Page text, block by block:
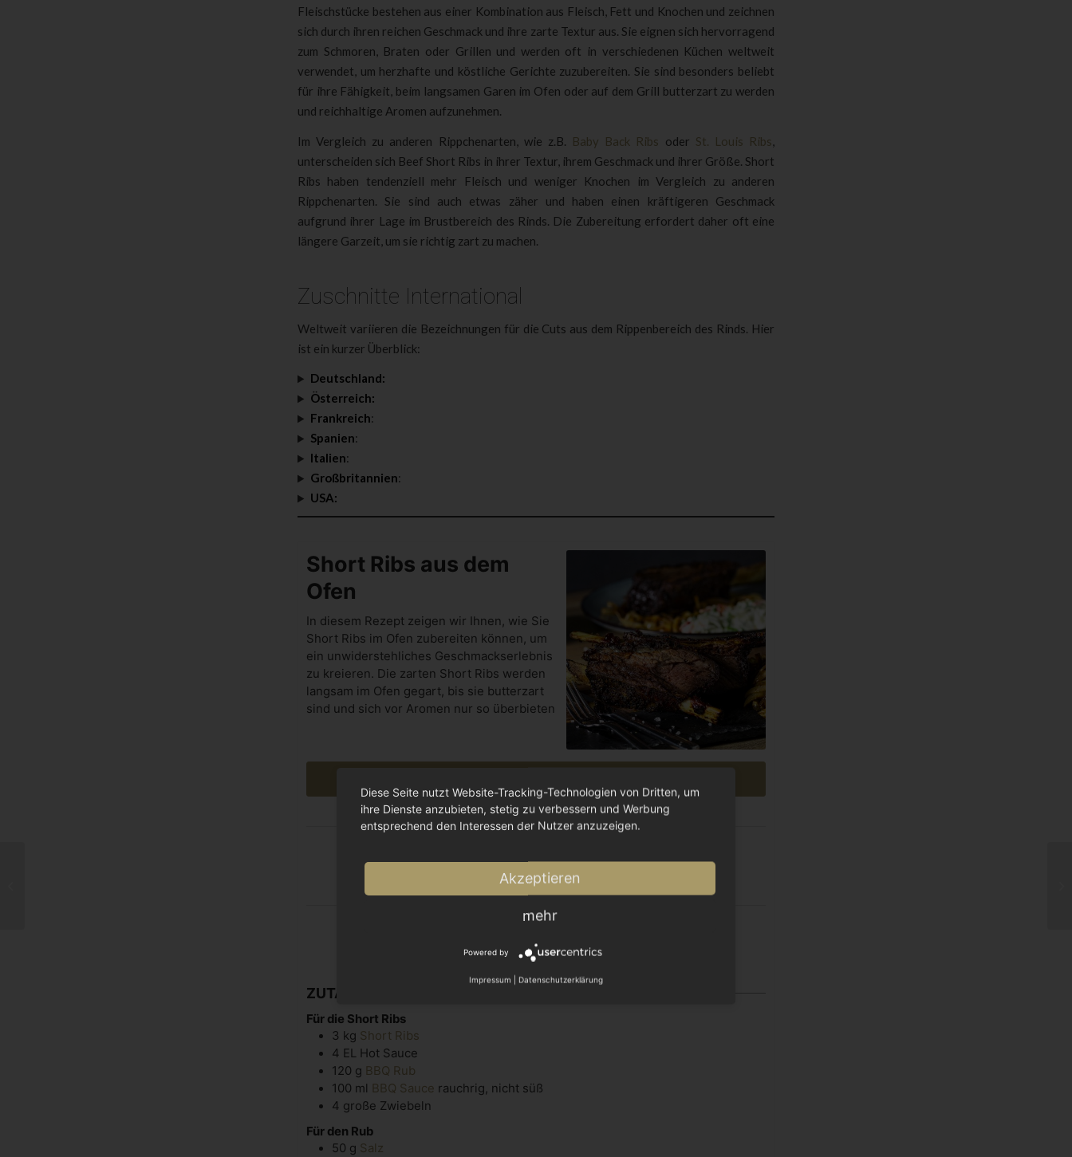
Fleischstücke bestehen aus einer Kombination aus Fleisch, Fett und Knochen und zeichnen
sich durch ihren reichen Geschmack und ihre zarte Textur aus. Sie eignen sich hervorragend
zum Schmoren, Braten oder Grillen und werden oft in verschiedenen Küchen weltweit
verwendet, um herzhafte und köstliche Gerichte zuzubereiten. Sie sind besonders beliebt
für ihre Fähigkeit, beim langsamen Garen im Ofen oder auf dem Grill butterzart zu werden
und reichhaltige Aromen aufzunehmen.
Im Vergleich zu anderen Rippchenarten, wie z.B. Baby Back Ribs oder St. Louis Ribs,
unterscheiden sich Beef Short Ribs in ihrer Textur, ihrem Geschmack und ihrer Größe. Short
Ribs haben tendenziell mehr Fleisch und weniger Knochen im Vergleich zu anderen
Rippchenarten. Sie sind auch etwas zäher und haben einen kräftigeren Geschmack
aufgrund ihrer Lage im Brustbereich des Rinds. Die Zubereitung erfordert daher oft eine
längere Garzeit, um sie richtig zart zu machen.
Zuschnitte International
Weltweit variieren die Bezeichnungen für die Cuts aus dem Rippenbereich des Rinds. Hier
ist ein kurzer Überblick:
Deutschland:
Österreich:
Frankreich:
Spanien:
Italien:
Großbritannien:
USA:
Short Ribs aus dem
Ofen
In diesem Rezept zeigen wir Ihnen, wie Sie
Short Ribs im Ofen zubereiten können, um
ein unwiderstehliches Geschmackserlebnis
zu kreieren. Die zarten Short Ribs werden
langsam im Ofen gegart, bis sie butterzart
sind und sich vor Aromen nur so überbieten
ZUTATEN & GEWÜRZE
Für die Short Ribs
3 kg Short Ribs
4 EL Hot Sauce
120 g BBQ Rub
100 ml BBQ Sauce rauchrig, nicht süß
4 große Zwiebeln
Für den Rub
50 g Salz
Diese Seite nutzt Website-Tracking-Technologien von Dritten, um
ihre Dienste anzubieten, stetig zu verbessern und Werbung
entsprechend den Interessen der Nutzer anzuzeigen.
Akzeptieren
mehr
Powered by
Impressum Datenschutzerklärung